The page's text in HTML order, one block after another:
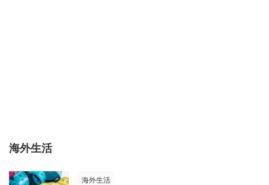
海外生活
海外生活